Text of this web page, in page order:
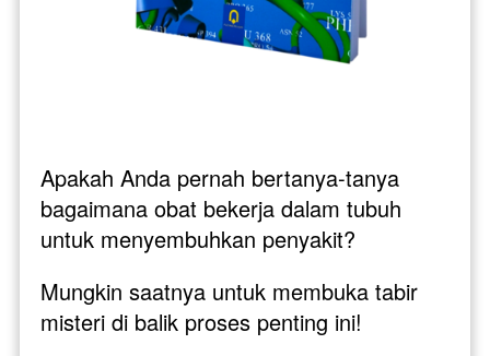
Apakah Anda pernah bertanya-tanya
bagaimana obat bekerja dalam tubuh
untuk menyembuhkan penyakit?
Mungkin saatnya untuk membuka tabir
misteri di balik proses penting ini!